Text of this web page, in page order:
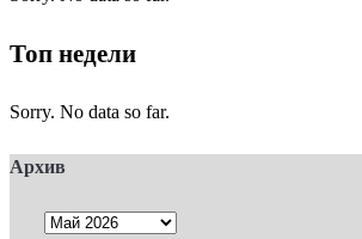
Топ недели
Sorry. No data so far.
Архив